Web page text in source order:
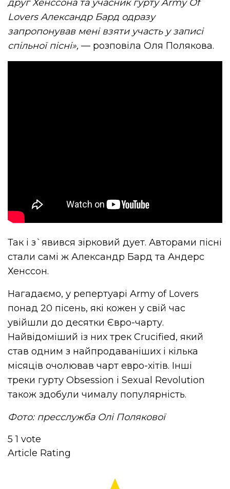
друг Хенссона та учасник гурту Army Of
Lovers Александр Бард одразу
запропонував мені взяти участь у записі
спільної пісні», — розповіла Оля Полякова.
Так і з`явився зірковий дует.Авторами пісні
стали самі ж Александр Бард та Андерс
Хенссон.
Нагадаємо, у репертуарі Army of Lovers
понад 20 пісень, які кожен у свій час
увійшли до десятки Євро-чарту.
Найвідоміший із них трек Crucified, який
став одним з найпродаваніших і кілька
місяців очолював чарт евро-хітів. Інші
треки гурту Obsession і Sexual Revolution
також здобули чималу популярність.
Фото: пресслужба Олі Полякової
5 1 vote
Article Rating